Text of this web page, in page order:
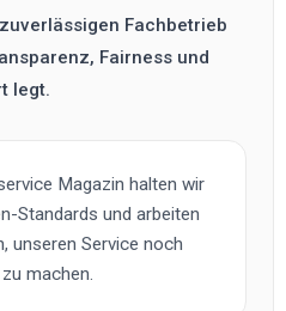
Fachbetrieb
Fairness und
legt.
Magazin halten wir
Standards und arbeiten
unseren Service noch
machen.